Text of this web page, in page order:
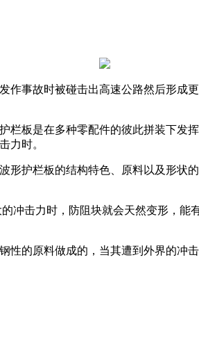
作事故时被碰击出高速公路然后形成
栏板是在多种零配件的彼此拼装下发
力时。
形护栏板的结构特色、原料以及形状
冲击力时，防阻块就会天然变形，
性的原料做成的，当其遭到外界的冲